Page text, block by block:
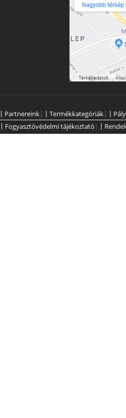
Partnereink| Termékkategóriák|
Fogyasztóvédelmi tájékoztató |